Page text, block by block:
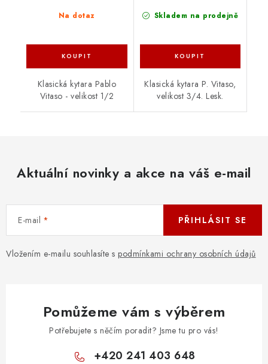
Na dotaz
Klasická kytara Pablo
Vitaso - velikost 1/2
Skladem na prodejně
Klasická kytara P. Vitaso,
velikost 3/4. Lesk.
Aktuální novinky a akce na váš e-mail
E-mail
Vložením e-mailu souhlasíte s podmínkami ochrany osobních údajů
PŘIHLÁSIT SE
Pomůžeme vám s výběrem
Potřebujete s něčím poradit? Jsme tu pro vás!
+420 241 403 648